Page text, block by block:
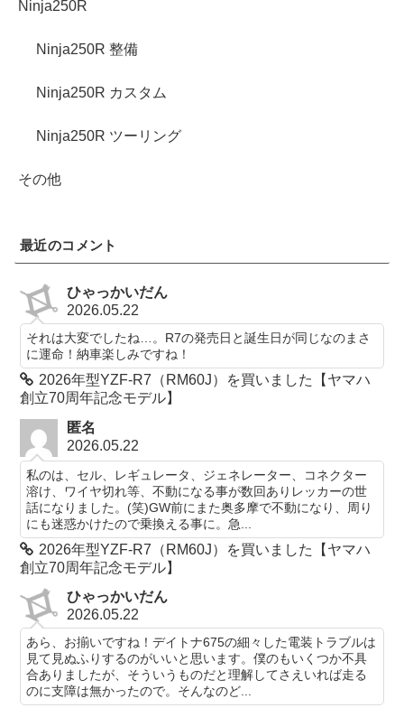
Ninja250R
Ninja250R 整備
Ninja250R カスタム
Ninja250R ツーリング
その他
最近のコメント
ひゃっかいだん
2026.05.22
それは大変でしたね…。R7の発売日と誕生日が同じなのまさ
に運命！納車楽しみですね！
2026年型YZF-R7（RM60J）を買いました【ヤマハ
創立70周年記念モデル】
匿名
2026.05.22
私のは、セル、レギュレータ、ジェネレーター、コネクター
溶け、ワイヤ切れ等、不動になる事が数回ありレッカーの世
話になりました。(笑)GW前にまた奥多摩で不動になり、周り
にも迷惑かけたので乗換える事に。急...
2026年型YZF-R7（RM60J）を買いました【ヤマハ
創立70周年記念モデル】
ひゃっかいだん
2026.05.22
あら、お揃いですね！デイトナ675の細々した電装トラブルは
見て見ぬふりするのがいいと思います。僕のもいくつか不具
合ありましたが、そういうものだと理解してさえいれば走る
のに支障は無かったので。そんなのど...